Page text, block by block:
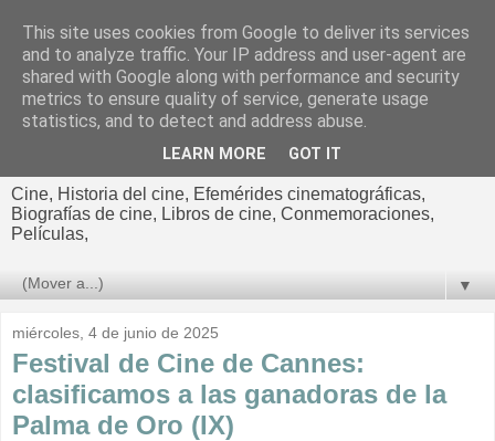
El cultural
cinematográfico de Jorge
Cine, Historia del cine, Efemérides cinematográficas,
Biografías de cine, Libros de cine, Conmemoraciones,
Películas,
▼
miércoles, 4 de junio de 2025
Festival de Cine de Cannes:
clasificamos a las ganadoras de la
Palma de Oro (IX)
This site uses cookies from Google to deliver its services
and to analyze traffic. Your IP address and user-agent are
shared with Google along with performance and security
metrics to ensure quality of service, generate usage
statistics, and to detect and address abuse.
LEARN MORE GOT IT